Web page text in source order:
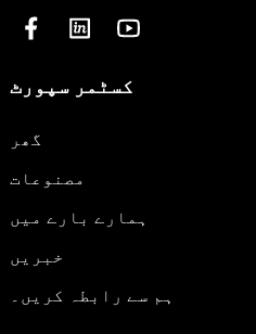
کسٹمر سپورٹ
گھر
مصنوعات
ہمارے بارے میں
خبریں
ہم سے رابطہ کریں۔